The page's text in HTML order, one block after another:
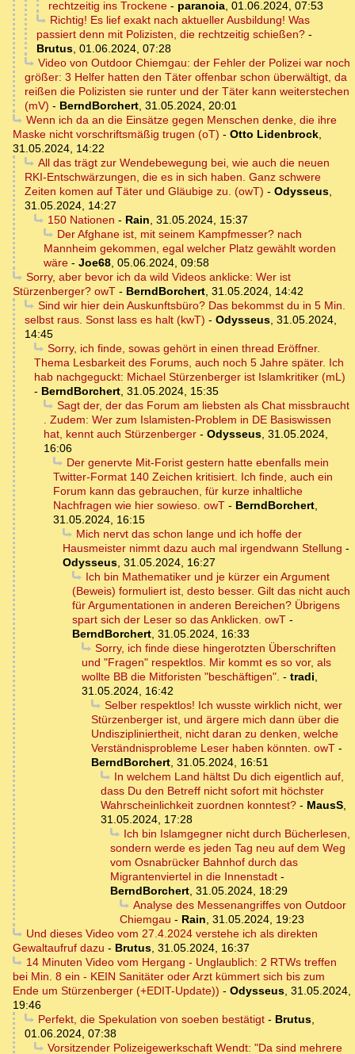
rechtzeitig ins Trockene - paranoia, 01.06.2024, 07:53
Richtig! Es lief exakt nach aktueller Ausbildung! Was
passiert denn mit Polizisten, die rechtzeitig schießen? -
Brutus, 01.06.2024, 07:28
Video von Outdoor Chiemgau: der Fehler der Polizei war noch
größer: 3 Helfer hatten den Täter offenbar schon überwältigt, da
reißen die Polizisten sie runter und der Täter kann weiterstechen
(mV) - BerndBorchert, 31.05.2024, 20:01
Wenn ich da an die Einsätze gegen Menschen denke, die ihre
Maske nicht vorschriftsmäßig trugen (oT) - Otto Lidenbrock,
31.05.2024, 14:22
All das trägt zur Wendebewegung bei, wie auch die neuen
RKI-Entschwärzungen, die es in sich haben. Ganz schwere
Zeiten komen auf Täter und Gläubige zu. (owT) - Odysseus,
31.05.2024, 14:27
150 Nationen - Rain, 31.05.2024, 15:37
Der Afghane ist, mit seinem Kampfmesser? nach
Mannheim gekommen, egal welcher Platz gewählt worden
wäre - Joe68, 05.06.2024, 09:58
Sorry, aber bevor ich da wild Videos anklicke: Wer ist
Stürzenberger? owT - BerndBorchert, 31.05.2024, 14:42
Sind wir hier dein Auskunftsbüro? Das bekommst du in 5 Min.
selbst raus. Sonst lass es halt (kwT) - Odysseus, 31.05.2024,
14:45
Sorry, ich finde, sowas gehört in einen thread Eröffner.
Thema Lesbarkeit des Forums, auch noch 5 Jahre später. Ich
hab nachgeguckt: Michael Stürzenberger ist Islamkritiker (mL)
- BerndBorchert, 31.05.2024, 15:35
Sagt der, der das Forum am liebsten als Chat missbraucht
. Zudem: Wer zum Islamisten-Problem in DE Basiswissen
hat, kennt auch Stürzenberger - Odysseus, 31.05.2024,
16:06
Der genervte Mit-Forist gestern hatte ebenfalls mein
Twitter-Format 140 Zeichen kritisiert. Ich finde, auch ein
Forum kann das gebrauchen, für kurze inhaltliche
Nachfragen wie hier sowieso. owT - BerndBorchert,
31.05.2024, 16:15
Mich nervt das schon lange und ich hoffe der
Hausmeister nimmt dazu auch mal irgendwann Stellung -
Odysseus, 31.05.2024, 16:27
Ich bin Mathematiker und je kürzer ein Argument
(Beweis) formuliert ist, desto besser. Gilt das nicht auch
für Argumentationen in anderen Bereichen? Übrigens
spart sich der Leser so das Anklicken. owT -
BerndBorchert, 31.05.2024, 16:33
Sorry, ich finde diese hingerotzten Überschriften
und "Fragen" respektlos. Mir kommt es so vor, als
wollte BB die Mitforisten "beschäftigen". - tradi,
31.05.2024, 16:42
Selber respektlos! Ich wusste wirklich nicht, wer
Stürzenberger ist, und ärgere mich dann über die
Undiszipliniertheit, nicht daran zu denken, welche
Verständnisprobleme Leser haben könnten. owT -
BerndBorchert, 31.05.2024, 16:51
In welchem Land hältst Du dich eigentlich auf,
dass Du den Betreff nicht sofort mit höchster
Wahrscheinlichkeit zuordnen konntest? - MausS,
31.05.2024, 17:28
Ich bin Islamgegner nicht durch Bücherlesen,
sondern werde es jeden Tag neu auf dem Weg
vom Osnabrücker Bahnhof durch das
Migrantenviertel in die Innenstadt -
BerndBorchert, 31.05.2024, 18:29
Analyse des Messenangriffes von Outdoor
Chiemgau - Rain, 31.05.2024, 19:23
Und dieses Video vom 27.4.2024 verstehe ich als direkten
Gewaltaufruf dazu - Brutus, 31.05.2024, 16:37
14 Minuten Video vom Hergang - Unglaublich: 2 RTWs treffen
bei Min. 8 ein - KEIN Sanitäter oder Arzt kümmert sich bis zum
Ende um Stürzenberger (+EDIT-Update)) - Odysseus, 31.05.2024,
19:46
Perfekt, die Spekulation von soeben bestätigt- Brutus,
01.06.2024, 07:38
Vorsitzender Polizeigewerkschaft Wendt: "Da sind mehrere